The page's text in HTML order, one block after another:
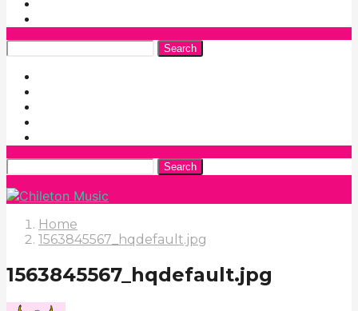
Search
Search
Home
1563845567_hqdefault.jpg
1563845567_hqdefault.jpg